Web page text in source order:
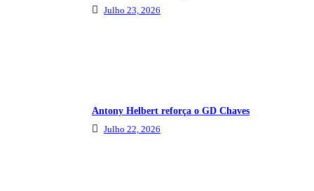
Julho 23, 2026
Antony Helbert reforça o GD Chaves
Julho 22, 2026